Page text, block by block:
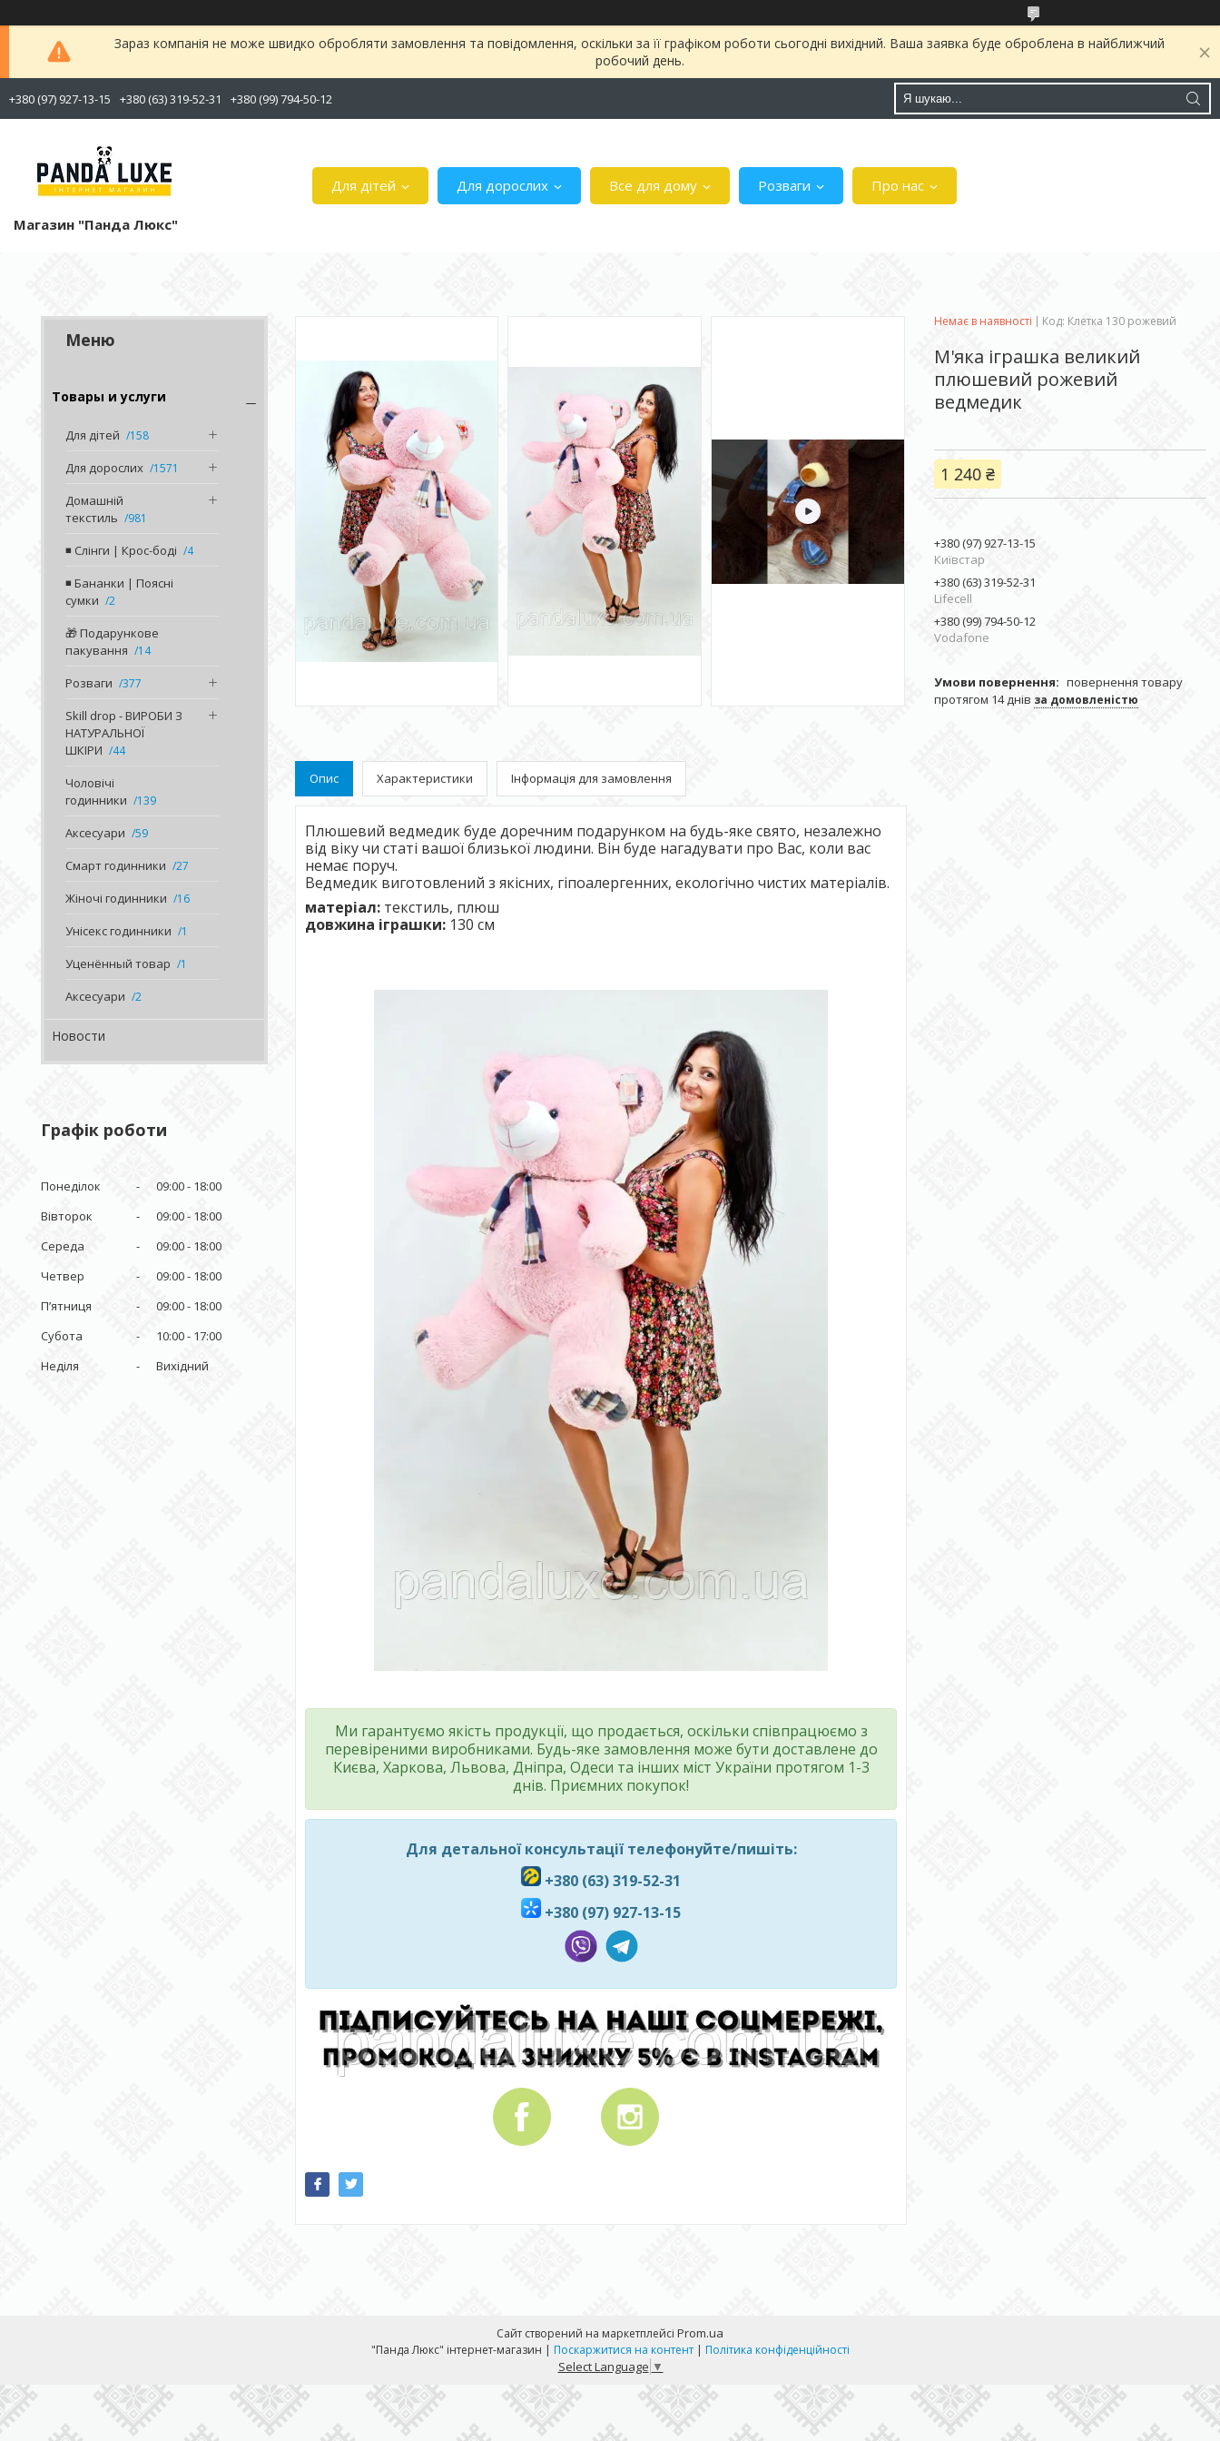
Зараз компанія не може швидко обробляти замовлення та повідомлення, оскільки за її графіком роботи сьогодні вихідний. Ваша заявка буде оброблена в найближчий
робочий день.
+380 (97) 927-13-15 +380 (63) 319-52-31 +380 (99) 794-50-12
Магазин "Панда Люкс"
Для дітей Для дорослих Все для дому Розваги Про нас
Товары и услуги
Для дітей 158
Для дорослих 1571
Домашній
текстиль
981
◾️ Слінги | Крос-боді 4
◾️ Бананки | Поясні
сумки
2
🎁 Подарункове
пакування
14
Розваги 377
Skill drop - ВИРОБИ З
НАТУРАЛЬНОЇ
ШКІРИ
44
Чоловічі
годинники
139
Аксесуари 59
Смарт годинники 27
Жіночі годинники 16
Унісекс годинники 1
Уценённый товар 1
Аксесуари 2
Новости
Графік роботи
Понеділок 09:00
18:00
Вівторок
09:00
18:00
Середа
09:00
18:00
Четвер
09:00
18:00
Пʼятниця
09:00
18:00
Субота
10:00
17:00
Неділя
Вихідний
Опис Характеристики Інформація для замовлення
Плюшевий ведмедик буде доречним подарунком на будь-яке свято, незалежно
від віку чи статі вашої близької людини. Він буде нагадувати про Вас, коли вас
немає поруч.
Ведмедик виготовлений з якісних, гіпоалергенних, екологічно чистих матеріалів.
матеріал: текстиль, плюш
довжина іграшки: 130 см
Ми гарантуємо якість продукції, що продається, оскільки співпрацюємо з
перевіреними виробниками. Будь-яке замовлення може бути доставлене до
Києва, Харкова, Львова, Дніпра, Одеси та інших міст України протягом 1-3
днів. Приємних покупок!
Для детальної консультації телефонуйте/пишіть:
+380 (63) 319-52-31
+380 (97) 927-13-15
Немає в наявності Код: Клетка 130 рожевий
М'яка іграшка великий
плюшевий рожевий
ведмедик
1 240 ₴
+380 (97) 927-13-15
Київстар
+380 (63) 319-52-31
Lifecell
+380 (99) 794-50-12
Vodafone
повернення товару
протягом 14 днів за домовленістю
Сайт створений на маркетплейсі Prom.ua
"Панда Люкс" інтернет-магазин | Поскаржитися на контент | Політика конфіденційності
Select Language ▼